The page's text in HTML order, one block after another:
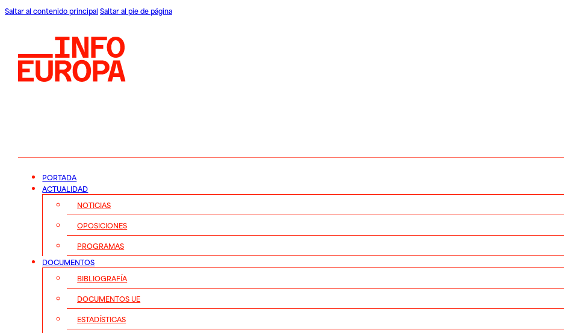
Saltar al contenido principal Saltar al pie de página
PORTADA
ACTUALIDAD
NOTICIAS
OPOSICIONES
PROGRAMAS
DOCUMENTOS
BIBLIOGRAFÍA
DOCUMENTOS UE
ESTADÍSTICAS